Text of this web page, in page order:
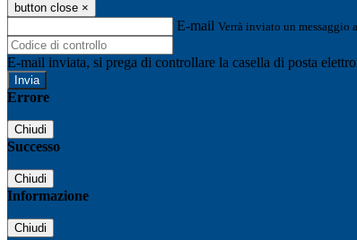
button close ×
E-mail Verrà inviato un
E-mail inviata, si prega di controllare la casella di posta
Errore
Chiudi
Successo
Chiudi
Informazione
Chiudi